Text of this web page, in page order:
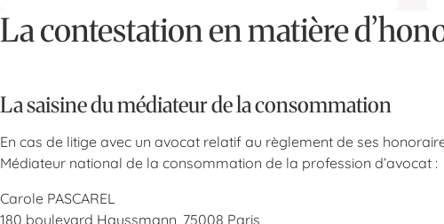
La contestation en matière
La saisine du médiateur de la consommation
En cas de litige avec un avocat relatif au règlement de ses
Médiateur national de la consommation de la profession d’avocat :
Carole PASCAREL
180 boulevard Haussmann, 75008 Paris